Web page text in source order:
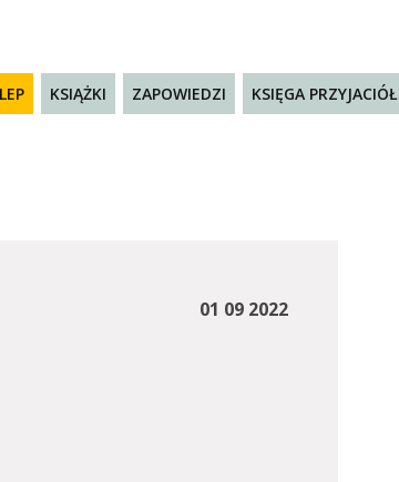
KSIĄŻKI ZAPOWIEDZI KSIĘGA PRZYJACIÓŁ
01 09 2022